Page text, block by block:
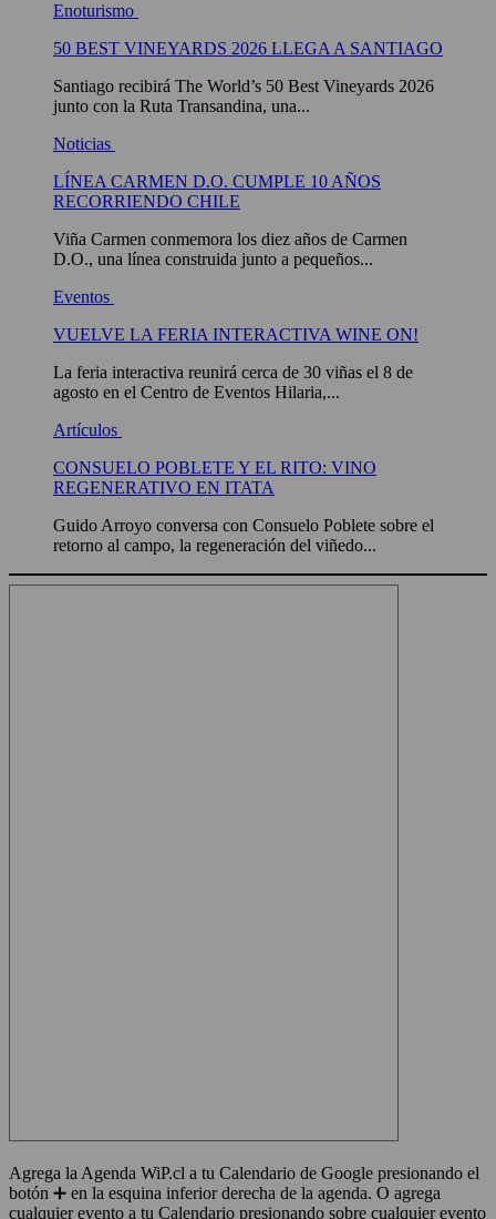
Enoturismo
50 BEST VINEYARDS 2026 LLEGA A SANTIAGO
Santiago recibirá The World’s 50 Best Vineyards 2026
junto con la Ruta Transandina, una...
Noticias
LÍNEA CARMEN D.O. CUMPLE 10 AÑOS
RECORRIENDO CHILE
Viña Carmen conmemora los diez años de Carmen
D.O., una línea construida junto a pequeños...
Eventos
VUELVE LA FERIA INTERACTIVA WINE ON!
La feria interactiva reunirá cerca de 30 viñas el 8 de
agosto en el Centro de Eventos Hilaria,...
Artículos
CONSUELO POBLETE Y EL RITO: VINO
REGENERATIVO EN ITATA
Guido Arroyo conversa con Consuelo Poblete sobre el
retorno al campo, la regeneración del viñedo...
Agrega la Agenda WiP.cl a tu Calendario de Google presionando el
botón ➕ en la esquina inferior derecha de la agenda. O agrega
cualquier evento a tu Calendario presionando sobre cualquier evento